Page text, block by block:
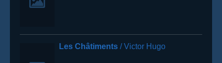
Les Châtiments / Victor Hugo